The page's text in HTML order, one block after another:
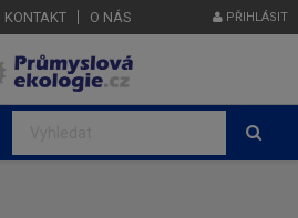
KONTAKT O NÁS PŘIHLÁSIT